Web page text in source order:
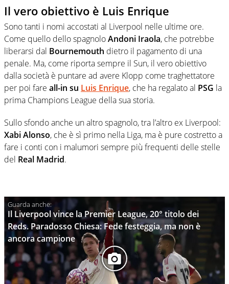
Il vero obiettivo è Luis Enrique
Sono tanti i nomi accostati al Liverpool nelle ultime ore.
Come quello dello spagnoloAndoni Iraola, che potrebbe
liberarsi dal Bournemouth dietro il pagamento di una
penale. Ma, come riporta sempre il Sun, il vero obiettivo
dalla società è puntare ad avere Klopp come traghettatore
per poi fare all-in su Luis Enrique, che ha regalato al PSG la
prima Champions League della sua storia.
Sullo sfondo anche un altro spagnolo, tra l’altro ex Liverpool:
Xabi Alonso, che è sì primo nella Liga, ma è pure costretto a
fare i conti con i malumori sempre più frequenti delle stelle
del Real Madrid.
Il Liverpool vince la Premier League, 20° titolo dei
Reds. Paradosso Chiesa: Fede festeggia, ma non è
ancora campione